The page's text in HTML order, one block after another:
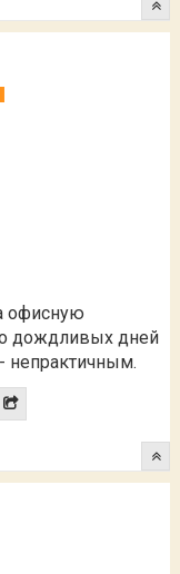
офисную
дождливых дней
непрактичным.